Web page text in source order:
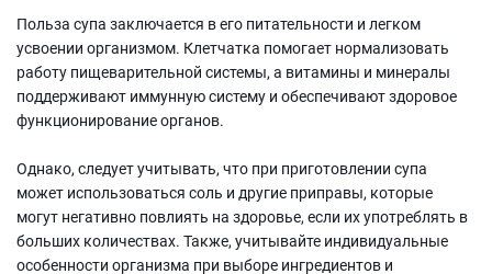
Польза супа заключается в его питательности и легком
усвоении организмом. Клетчатка помогает нормализовать
работу пищеварительной системы, а витамины и минералы
поддерживают иммунную систему и обеспечивают здоровое
функционирование органов.
Однако, следует учитывать, что при приготовлении супа
может использоваться соль и другие приправы, которые
могут негативно повлиять на здоровье, если их употреблять в
больших количествах. Также, учитывайте индивидуальные
особенности организма при выборе ингредиентов и